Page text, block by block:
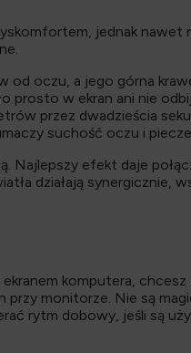
jednak nawet
oczu, a jego górna
prosto w ekran ani nie
przez dwadzieścia
suchość oczu i
Najlepszy efekt daje
działają synergicznie,
komputera,
monitorze. Nie są
rytm dobowy, jeśli są